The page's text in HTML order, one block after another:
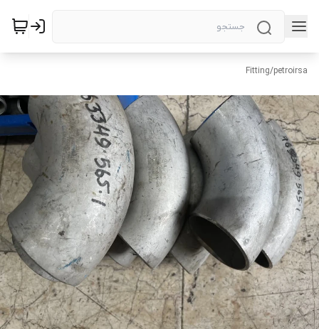
petroirsa
/
Fitting